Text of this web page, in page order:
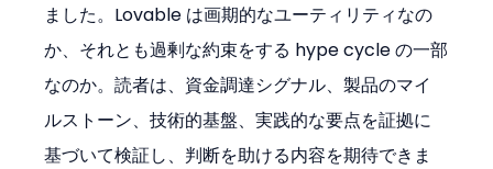
ました。Lovable は画期的なユーティリティなの
か、それとも過剰な約束をする hype cycle の一部
なのか。読者は、資金調達シグナル、製品のマイ
ルストーン、技術的基盤、実践的な要点を証拠に
基づいて検証し、判断を助ける内容を期待できま